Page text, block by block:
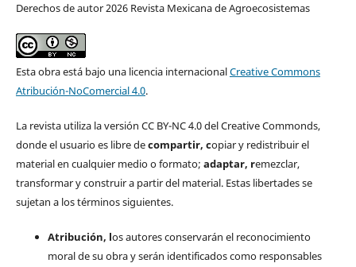
Derechos de autor 2026 Revista Mexicana de Agroecosistemas
Esta obra está bajo una licencia internacionalCreative Commons
Atribución-NoComercial 4.0.
La revista utiliza la versión CC BY-NC 4.0 del Creative Commonds,
donde el usuario es libre decompartir, copiar y redistribuir el
material en cualquier medio o formato; adaptar, remezclar,
transformar y construir a partir del material. Estas libertades se
sujetan a los términos siguientes.
Atribución, los autores conservarán el reconocimiento
moral de su obra y serán identificados como responsables